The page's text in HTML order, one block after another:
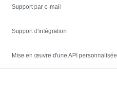
Support par e-mail
Support d'intégration
Mise en œuvre d'une API personnalisée